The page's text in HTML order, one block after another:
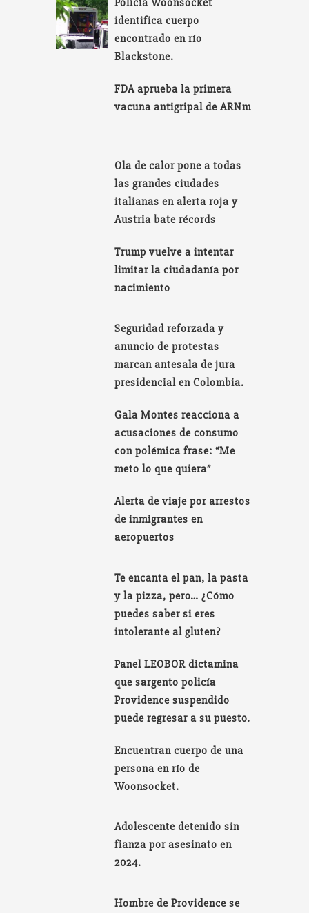
Policía Woonsocket
identifica cuerpo
encontrado en río
Blackstone.
FDA aprueba la primera
vacuna antigripal de ARNm
Ola de calor pone a todas
las grandes ciudades
italianas en alerta roja y
Austria bate récords
Trump vuelve a intentar
limitar la ciudadanía por
nacimiento
Seguridad reforzada y
anuncio de protestas
marcan antesala de jura
presidencial en Colombia.
Gala Montes reacciona a
acusaciones de consumo
con polémica frase: “Me
meto lo que quiera”
Alerta de viaje por arrestos
de inmigrantes en
aeropuertos
Te encanta el pan, la pasta
y la pizza, pero… ¿Cómo
puedes saber si eres
intolerante al gluten?
Panel LEOBOR dictamina
que sargento policía
Providence suspendido
puede regresar a su puesto.
Encuentran cuerpo de una
persona en río de
Woonsocket.
Adolescente detenido sin
fianza por asesinato en
2024.
Hombre de Providence se